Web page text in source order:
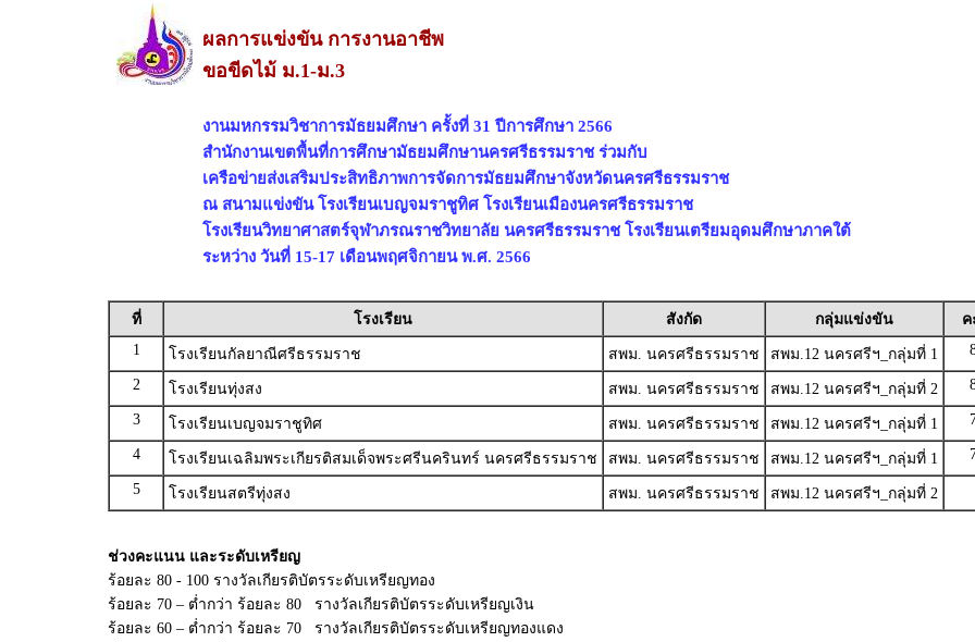
ผลการแข่งขัน การงานอาชีพ
ขอขีดไม้ ม.1-ม.3
งานมหกรรมวิชาการมัธยมศึกษา ครั้งที่ 31 ปีการศึกษา 2566
สำนักงานเขตพื้นที่การศึกษามัธยมศึกษานครศรีธรรมราช ร่วมกับ
เครือข่ายส่งเสริมประสิทธิภาพการจัดการมัธยมศึกษาจังหวัดนครศรีธรรมราช
ณ สนามแข่งขัน โรงเรียนเบญจมราชูทิศ โรงเรียนเมืองนครศรีธรรมราช
โรงเรียนวิทยาศาสตร์จุฬาภรณราชวิทยาลัย นครศรีธรรมราช โรงเรียนเตรียมอุดมศึกษาภาคใต้
ระหว่าง วันที่ 15-17 เดือนพฤศจิกายน พ.ศ. 2566
ที่ โรงเรียน สังกัด กลุ่มแข่งขัน
1
โรงเรียนกัลยาณีศรีธรรมราช สพม. นครศรีธรรมราช สพม.12 นครศรีฯ_กลุ่มที่ 1
2 โรงเรียนทุ่งสง สพม. นครศรีธรรมราช สพม.12 นครศรีฯ_กลุ่มที่ 2
3 โรงเรียนเบญจมราชูทิศ สพม. นครศรีธรรมราช สพม.12 นครศรีฯ_กลุ่มที่ 1
4 โรงเรียนเฉลิมพระเกียรติสมเด็จพระศรีนครินทร์ นครศรีธรรมราช สพม. นครศรีธรรมราช สพม.12 นครศรีฯ_กลุ่มที่ 1
5 โรงเรียนสตรีทุ่งสง สพม. นครศรีธรรมราช สพม.12 นครศรีฯ_กลุ่มที่ 2
ช่วงคะแนน และระดับเหรียญ
ร้อยละ 80 - 100 รางวัลเกียรติบัตรระดับเหรียญทอง
ร้อยละ 70 – ต่ำกว่า ร้อยละ 80 รางวัลเกียรติบัตรระดับเหรียญเงิน
ร้อยละ 60 – ต่ำกว่า ร้อยละ 70 รางวัลเกียรติบัตรระดับเหรียญทองแดง